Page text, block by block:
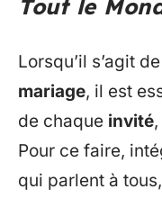
Tout le
Lorsqu’il s’agit
mariage, il est
de chaque invité
Pour ce faire,
qui parlent à